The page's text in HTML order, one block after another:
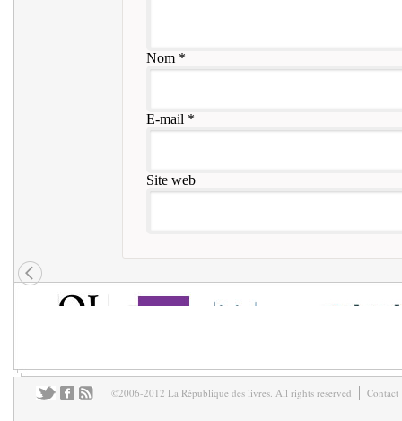
Nom*
E-mail *
Site web
©2006-2012 La République des livres. All rights reserved Contact